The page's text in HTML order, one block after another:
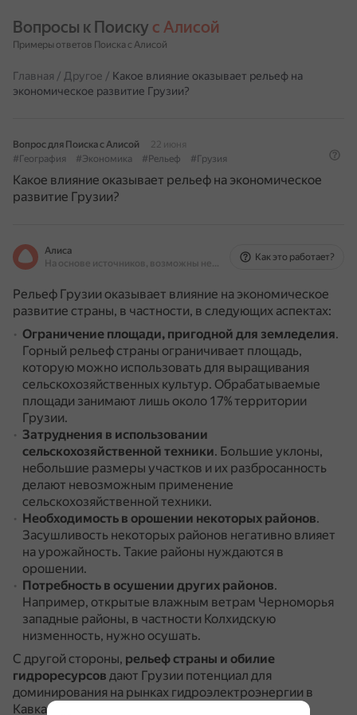
Вопросы к Поиску с Алисой
Примеры ответов Поиска с Алисой
Главная / Другое / Какое влияние оказывает рельеф на
экономическое развитие Грузии?
Вопрос для Поиска с Алисой
22 июня
#География
#Экономика #Рельеф #Грузия
Какое влияние оказывает рельеф на экономическое
развитие Грузии?
Алиса
На основе источников, возможны неточности
Как это работает?
Рельеф Грузии оказывает влияние на экономическое
развитие страны, в частности, в следующих аспектах:
Ограничение площади, пригодной для земледелия.
Горный рельеф страны ограничивает площадь,
которую можно использовать для выращивания
сельскохозяйственных культур. Обрабатываемые
площади занимают лишь около 17% территории
Грузии.
Затруднения в использовании
сельскохозяйственной техники. Большие уклоны,
небольшие размеры участков и их разбросанность
делают невозможным применение
сельскохозяйственной техники.
Необходимость в орошении некоторых районов.
Засушливость некоторых районов негативно влияет
на урожайность. Такие районы нуждаются в
орошении.
Потребность в осушении других районов.
Например, открытые влажным ветрам Черноморья
западные районы, в частности Колхидскую
низменность, нужно осушать.
С другой стороны, рельеф страны и обилие
гидроресурсов дают Грузии потенциал для
доминирования на рынках гидроэлектроэнергии в
Кавказском регионе.